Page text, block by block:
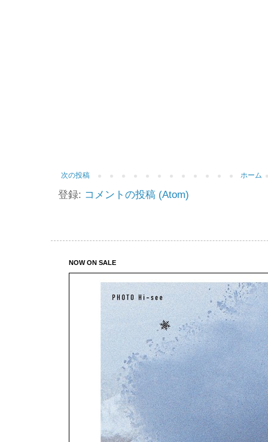
次の投稿 ホーム
登録: コメントの投稿 (Atom)
NOW ON SALE